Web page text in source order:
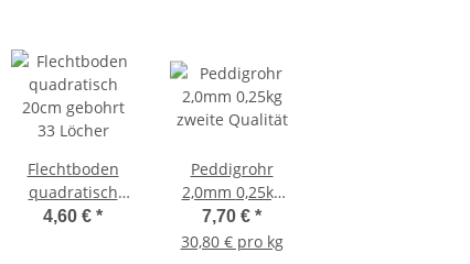
Flechtboden
quadratisch
20cm gebohrt
4,60 € *
Peddigrohr
2,0mm 0,25kg
zweite Qualität
7,70 € *
30,80 € pro kg